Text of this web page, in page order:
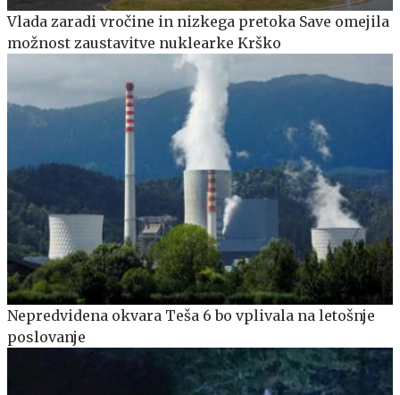
Vlada zaradi vročine in nizkega pretoka Save omejila
možnost zaustavitve nuklearke Krško
Nepredvidena okvara Teša 6 bo vplivala na letošnje
poslovanje